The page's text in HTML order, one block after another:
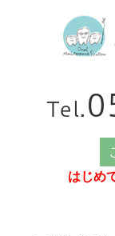
Tel.
はじめ